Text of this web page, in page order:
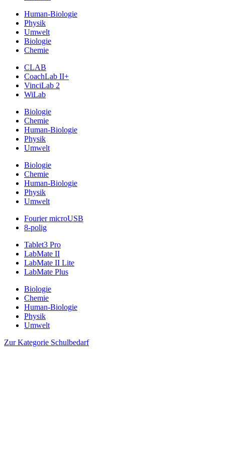
Human-Biologie
Physik
Umwelt
Biologie
Chemie
CLAB
CoachLab II+
VinciLab 2
WiLab
Biologie
Chemie
Human-Biologie
Physik
Umwelt
Biologie
Chemie
Human-Biologie
Physik
Umwelt
Fourier microUSB
8-polig
Tablet3 Pro
LabMate II
LabMate II Lite
LabMate Plus
Biologie
Chemie
Human-Biologie
Physik
Umwelt
Zur Kategorie Schulbedarf